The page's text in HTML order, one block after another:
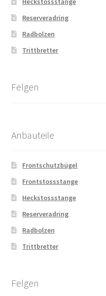
Reserveradring
Radbolzen
Trittbretter
Felgen
Anbauteile
Frontschutzbügel
Frontstossstange
Heckstossstange
Reserveradring
Radbolzen
Trittbretter
Felgen